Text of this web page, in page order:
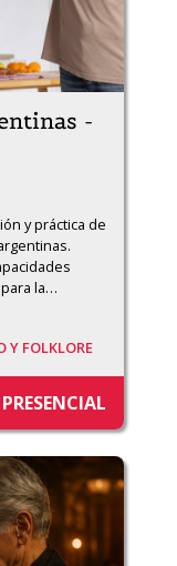
-
y práctica de
la…
Y FOLKLORE
PRESENCIAL